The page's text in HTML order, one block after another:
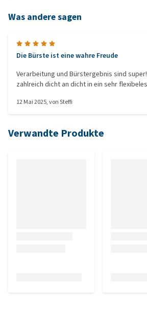
Was andere sagen
Die Bürste ist eine wahre Freude
Verarbeitung und Bürstergebnis sind
zahlreich dicht an dicht in ein sehr
und -körbchen des Hundes nach der
12 Mai 2025, vonSteffi
Verwandte Produkte